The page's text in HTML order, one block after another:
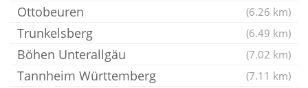
Ottobeuren (6.26 km)
Trunkelsberg (6.49 km)
Böhen Unterallgäu (7.02 km)
Tannheim Württemberg (7.11 km)